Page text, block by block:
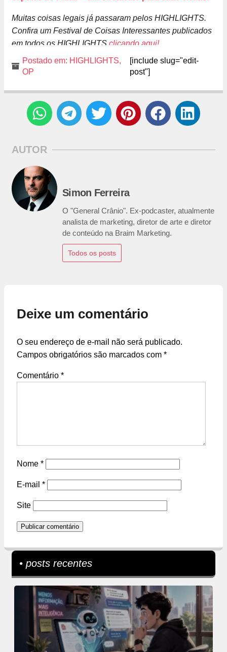
Muitas coisas legais já passaram pelos HIGHLIGHTS.
Confira um Festival de Coisas Interessantes publicados
em todos os HIGHLIGHTS clicando aqui!
Postado em: HIGHLIGHTS,
OP
[include slug="edit-
post"]
AUTOR
Simon Ferreira
O "General Crânio". Ex-podcaster, atualmente
analista de marketing, diretor de arte e diretor
de conteúdo na Braim Marketing.
Todos os posts
Deixe um comentário
O seu endereço de e-mail não será publicado.
Campos obrigatórios são marcados com *
Comentário *
Nome *
E-mail *
Site
• posts recentes